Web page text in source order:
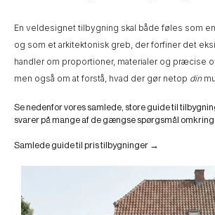
En veldesignet tilbygning skal både føles som
og som et arkitektonisk greb, der forfiner det
handler om proportioner, materialer og præcise
men også om at forstå, hvad der gør netop din
Se nedenfor vores samlede, store guide til
svarer på mange af de gængse spørgsmål
Samlede guide til pris tilbygninger →